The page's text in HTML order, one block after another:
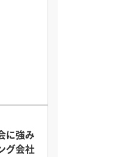
に強み
グ会社